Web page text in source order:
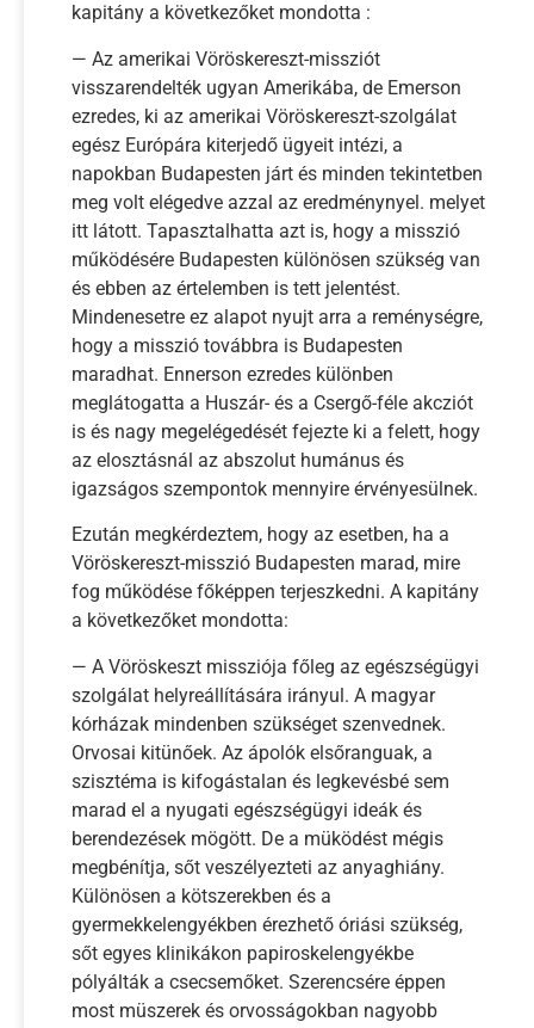
kapitány a következőket mondotta :
— Az amerikai Vöröskereszt-missziót
visszarendelték ugyan Amerikába, de Emerson
ezredes, ki az amerikai Vöröskereszt-szolgálat
egész Európára kiterjedő ügyeit intézi, a
napokban Budapesten járt és minden tekintetben
meg volt elégedve azzal az eredménynyel. melyet
itt látott. Tapasztalhatta azt is, hogy a misszió
működésére Budapesten különösen szükség van
és ebben az értelemben is tett jelentést.
Mindenesetre ez alapot nyujt arra a reménységre,
hogy a misszió továbbra is Budapesten
maradhat. Ennerson ezredes különben
meglátogatta a Huszár- és a Csergő-féle akcziót
is és nagy megelégedését fejezte ki a felett, hogy
az elosztásnál az abszolut humánus és
igazságos szempontok mennyire érvényesülnek.
Ezután megkérdeztem, hogy az esetben, ha a
Vöröskereszt-misszió Budapesten marad, mire
fog működése főképpen terjeszkedni. A kapitány
a következőket mondotta:
— A Vöröskeszt missziója főleg az egészségügyi
szolgálat helyreállítására irányul. A magyar
kórházak mindenben szükséget szenvednek.
Orvosai kitünőek. Az ápolók elsőranguak, a
szisztéma is kifogástalan és legkevésbé sem
marad el a nyugati egészségügyi ideák és
berendezések mögött. De a müködést mégis
megbénítja, sőt veszélyezteti az anyaghiány.
Különösen a kötszerekben és a
gyermekkelengyékben érezhető óriási szükség,
sőt egyes klinikákon papiroskelengyékbe
pólyálták a csecsemőket. Szerencsére éppen
most müszerek és orvosságokban nagyobb